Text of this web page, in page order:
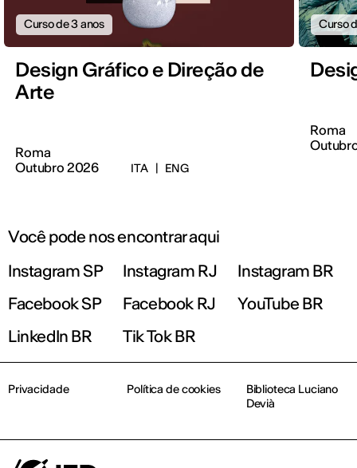
Curso de 3 anos
Design Gráfico e Direção de
Arte
Roma
Outubro 2026
ITA ENG
Curso
Roma
Você pode nos encontrar aqui
Instagram SP
Instagram RJ
Instagram BR
Facebook SP
Facebook RJ
YouTube BR
LinkedIn BR
Tik Tok BR
Privacidade Política de cookies
Biblioteca Luciano
Devià